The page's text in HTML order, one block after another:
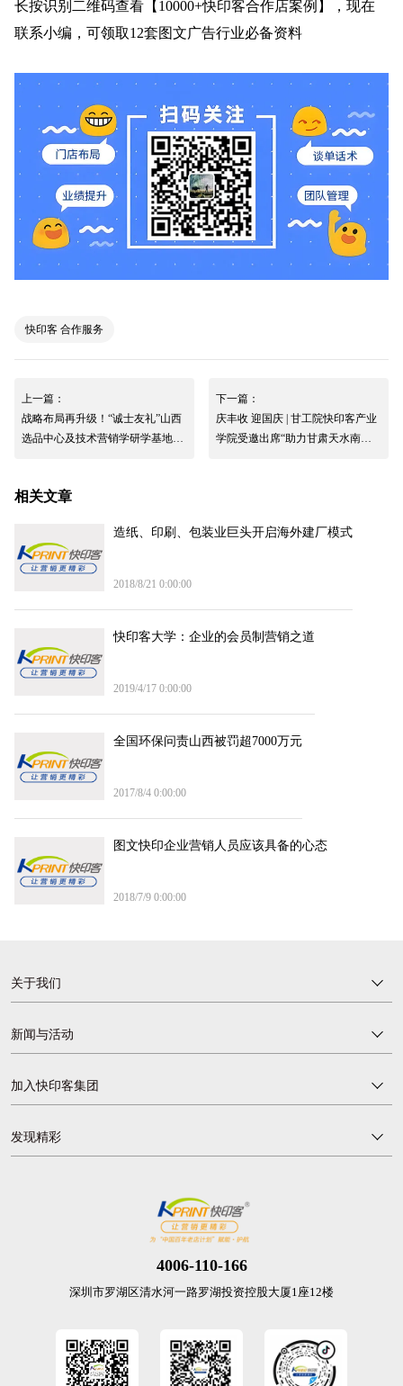
长按识别二维码查看【 10000+快印客合作店案例】， 现在
联系小编，可领取12套图文广告行业必备资料
快印客 合作服务
上一篇：
战略布局再升级！“诚士友礼”山西
选品中心及技术营销学研学基地在
下一篇：
庆丰收 迎国庆 | 甘工院快印客产业
学院受邀出席“助力甘肃天水南山
相关文章
造纸、印刷、包装业巨头开启海外建厂模式
2018/8/21 0:00:00
快印客大学：企业的会员制营销之道
2019/4/17 0:00:00
全国环保问责山西被罚超7000万元
2017/8/4 0:00:00
图文快印企业营销人员应该具备的心态
2018/7/9 0:00:00
4006-110-166
深圳市罗湖区清水河一路罗湖投资控股大厦1座12楼
关于我们
新闻与活动
加入快印客集团
发现精彩